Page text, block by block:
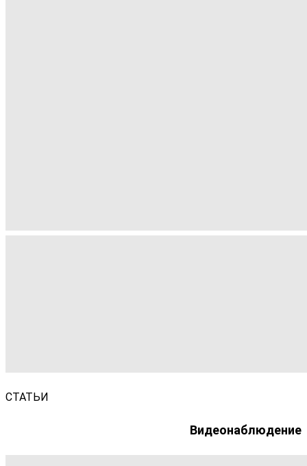
СТАТЬИ
Видеонаблюдение